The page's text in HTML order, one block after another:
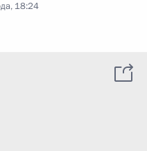
18:24